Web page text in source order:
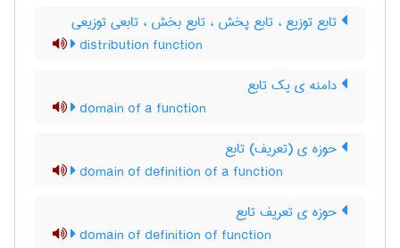
تابع توزیع ، تابع پخش ، تابع بخش ، تابعی توزیعی
distribution function
دامنه ی یک تابع
domain of a function
حوزه ی (تعریف) تابع
domain of definition of a function
حوزه ی تعریف تابع
domain of definition of function